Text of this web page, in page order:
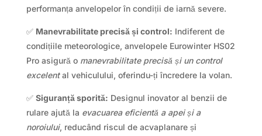
performanța anvelopelor în condiții de iarnă severe.
✅ Manevrabilitate precisă și control: Indiferent de
condițiile meteorologice, anvelopele Eurowinter HS02
Pro asigură o manevrabilitate precisă și un control
excelental vehiculului, oferindu-ți încredere la volan.
✅ Siguranță sporită: Designul inovator al benzii de
rulare ajută la evacuarea eficientă a apei și a
noroiului, reducând riscul de acvaplanare și